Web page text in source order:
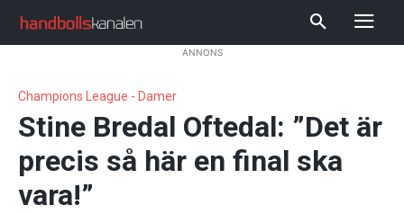
ANNONS
Champions League - Damer
Stine Bredal Oftedal: ”Det är
precis så här en final ska
vara!”